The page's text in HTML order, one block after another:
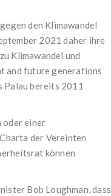
den Klimawandel
2021 daher ihre
Klimawandel und
and future generations
Palau bereits 2011
oder einer
der Vereinten
können
Bob Loughman, dass